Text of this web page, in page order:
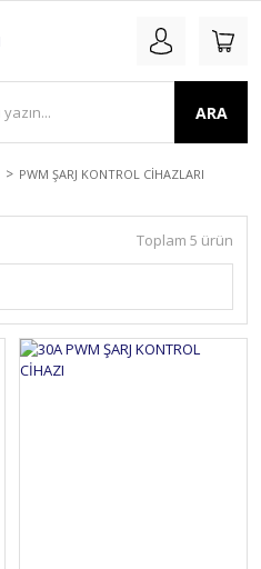
ARA
PWM ŞARJ KONTROL CİHAZLARI
Toplam 5 ürün